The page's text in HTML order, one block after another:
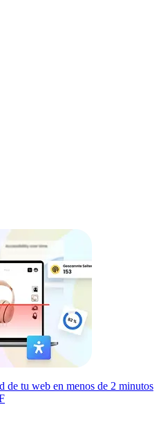
de tu web en menos de 2 minutos